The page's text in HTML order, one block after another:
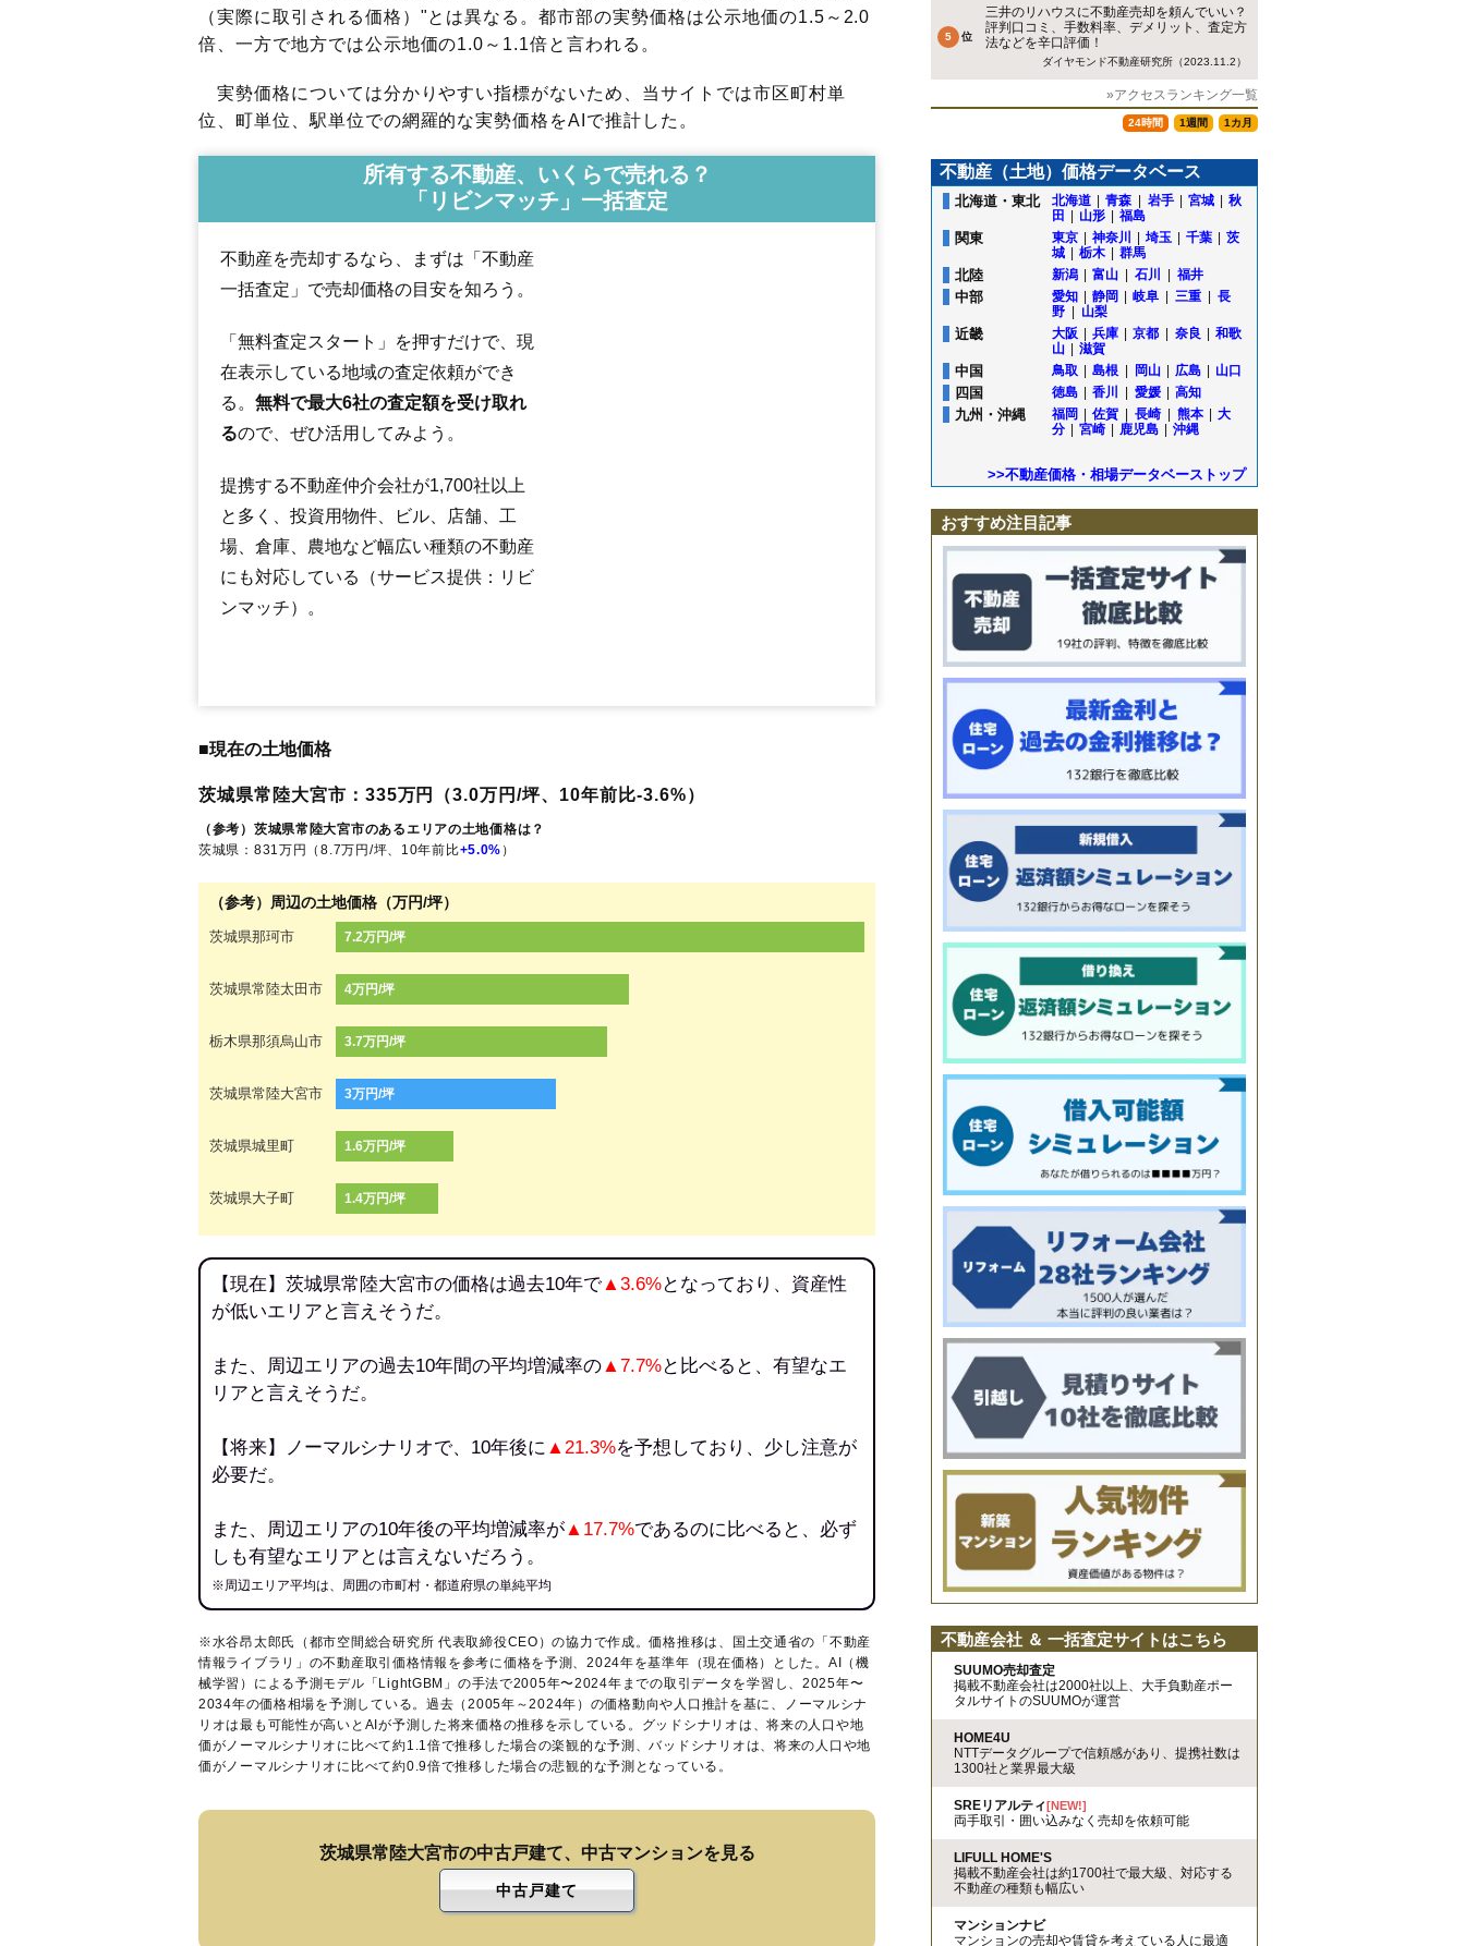
（実際に取引される価格）"とは異なる。都市部の実勢価格は公示地価の1.5～2.0
倍、一方で地方では公示地価の1.0～1.1倍と言われる。
実勢価格については分かりやすい指標がないため、当サイトでは市区町村単
位、町単位、駅単位での網羅的な実勢価格をAIで推計した。
所有する不動産、いくらで売れる？
「リビンマッチ」一括査定
不動産を売却するなら、まずは「不動産
一括査定」で売却価格の目安を知ろう。
「無料査定スタート」を押すだけで、現
在表示している地域の査定依頼ができ
る。 無料で最大6社の査定額を受け取れ
るので、ぜひ活用してみよう。
提携する不動産仲介会社が1,700社以上
と多く、投資用物件、ビル、店舗、工
場、倉庫、農地など幅広い種類の不動産
にも対応している（サービス提供：リビ
ンマッチ）。
■現在の土地価格
茨城県常陸大宮市：335万円（3.0万円/坪、10年前比-3.6%）
（参考）茨城県常陸大宮市のあるエリアの土地価格は？
茨城県：831万円（8.7万円/坪、10年前比+5.0% ）
（参考）周辺の土地価格（万円/坪）
茨城県那珂市 7.2万円/坪
茨城県常陸太田市 4万円/坪
栃木県那須烏山市 3.7万円/坪
茨城県常陸大宮市 3万円/坪
茨城県城里町 1.6万円/坪
茨城県大子町 1.4万円/坪
【現在】茨城県常陸大宮市の価格は過去10年で▲3.6%となっており、資産性
が低いエリアと言えそうだ。
また、周辺エリアの過去10年間の平均増減率の▲7.7%と比べると、有望なエ
リアと言えそうだ。
【将来】ノーマルシナリオで、10年後に ▲21.3%を予想しており、少し注意が
必要だ。
また、周辺エリアの10年後の平均増減率が▲17.7%であるのに比べると、必ず
しも有望なエリアとは言えないだろう。
※周辺エリア平均は、周囲の市町村・都道府県の単純平均
※水谷昂太郎氏（都市空間総合研究所 代表取締役CEO）の協力で作成。価格推移は、国土交通省の「 不動産
情報ライブラリ 」の不動産取引価格情報を参考に価格を予測、2024年を基準年（現在価格）とした。AI（機
械学習）による予測モデル「LightGBM」の手法で2005年〜2024年までの取引データを学習し、2025年〜
2034年の価格相場を予測している。過去（2005年～2024年）の価格動向や人口推計を基に、ノーマルシナ
リオは最も可能性が高いとAIが予測した将来価格の推移を示している。グッドシナリオは、将来の人口や地
価がノーマルシナリオに比べて約1.1倍で推移した場合の楽観的な予測、バッドシナリオは、将来の人口や地
価がノーマルシナリオに比べて約0.9倍で推移した場合の悲観的な予測となっている。
茨城県常陸大宮市の中古戸建て、中古マンションを見る
中古戸建て
石沢泉 北町小舟
栄町下小瀬 西野内野上
若林
常陸大宮駅
三井のリハウスに不動産売却を頼んでいい？
評判口コミ、手数料率、デメリット、査定方
法などを辛口評価！
ダイヤモンド不動産研究所（2023.11.2）
»アクセスランキング一覧
24時間 1週間 1カ月
不動産（土地）価格データベース
北海道・東北 北海道 青森 岩手 宮城
秋
田
山形 福島
関東 東京 神奈川 埼玉 千葉
茨
城
栃木 群馬
北陸 新潟 富山 石川 福井
中部 愛知 静岡 岐阜 三重
長
野
山梨
近畿 大阪 兵庫 京都 奈良
和歌
山
滋賀
中国 鳥取 島根 岡山 広島 山口
四国 徳島 香川 愛媛 高知
九州・沖縄 福岡 佐賀 長崎 熊本
大
分
宮崎 鹿児島 沖縄
>>不動産価格・相場データベーストップ
おすすめ注目記事
不動産会社 ＆ 一括査定サイトはこちら
SUUMO売却査定
掲載不動産会社は2000社以上、大手負動産ポー
タルサイトのSUUMOが運営
HOME4U
NTTデータグループで信頼感があり、提携社数は
1300社と業界最大級
SREリアルティ[NEW!]
両手取引・囲い込みなく売却を依頼可能
LIFULL HOME'S
掲載不動産会社は約1700社で最大級、対応する
不動産の種類も幅広い
マンションナビ
マンションの売却や賃貸を考えている人に最適